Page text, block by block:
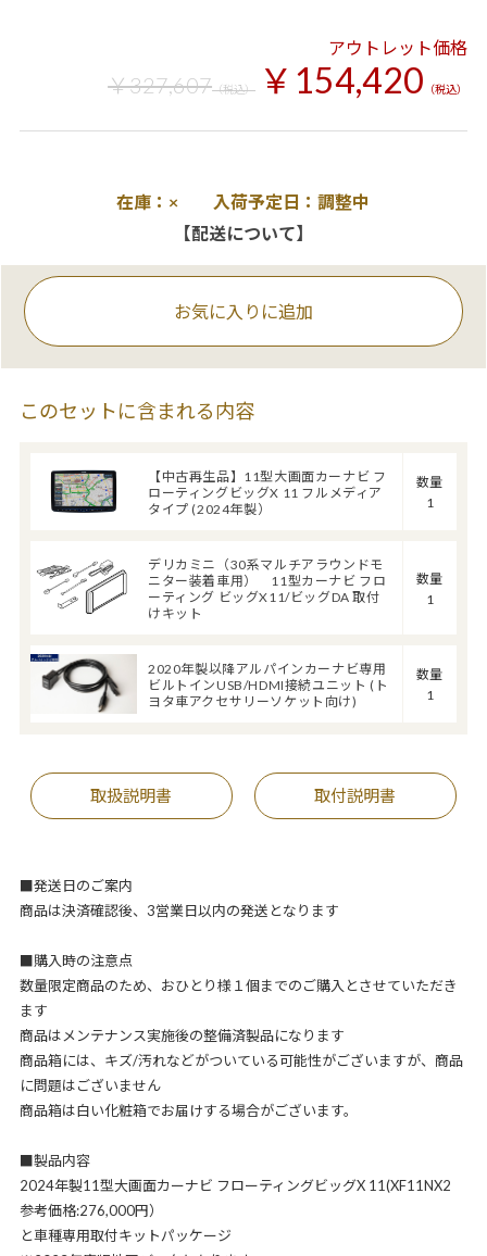
アウトレット価格
￥327,607（税込） ￥154,420 （税込）
在庫：× 入荷予定日：調整中
【配送について】
お気に入りに追加
このセットに含まれる内容
【中古再生品】11型大画面カーナビ フ
ローティングビッグX 11 フルメディア
タイプ (2024年製）
数量
1
デリカミニ（30系マルチアラウンドモ
ニター装着車用） 11型カーナビ フロ
ーティング ビッグX11/ビッグDA 取付
けキット
数量
1
2020年製以降アルパインカーナビ専用
ビルトインUSB/HDMI接続ユニット (ト
ヨタ車アクセサリーソケット向け)
数量
1
取扱説明書 取付説明書
■発送日のご案内
商品は決済確認後、3営業日以内の発送となります
■購入時の注意点
数量限定商品のため、おひとり様１個までのご購入とさせていただき
ます
商品はメンテナンス実施後の整備済製品になります
商品箱には、キズ/汚れなどがついている可能性がございますが、商品
に問題はございません
商品箱は白い化粧箱でお届けする場合がございます。
■製品内容
2024年製11型大画面カーナビ フローティングビッグX 11(XF11NX2
参考価格:276,000円）
と車種専用取付キットパッケージ